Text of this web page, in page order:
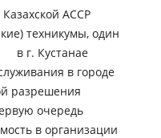
АССР
техникумы, один
Кустанае
в городе
разрешения
очередь
в организации